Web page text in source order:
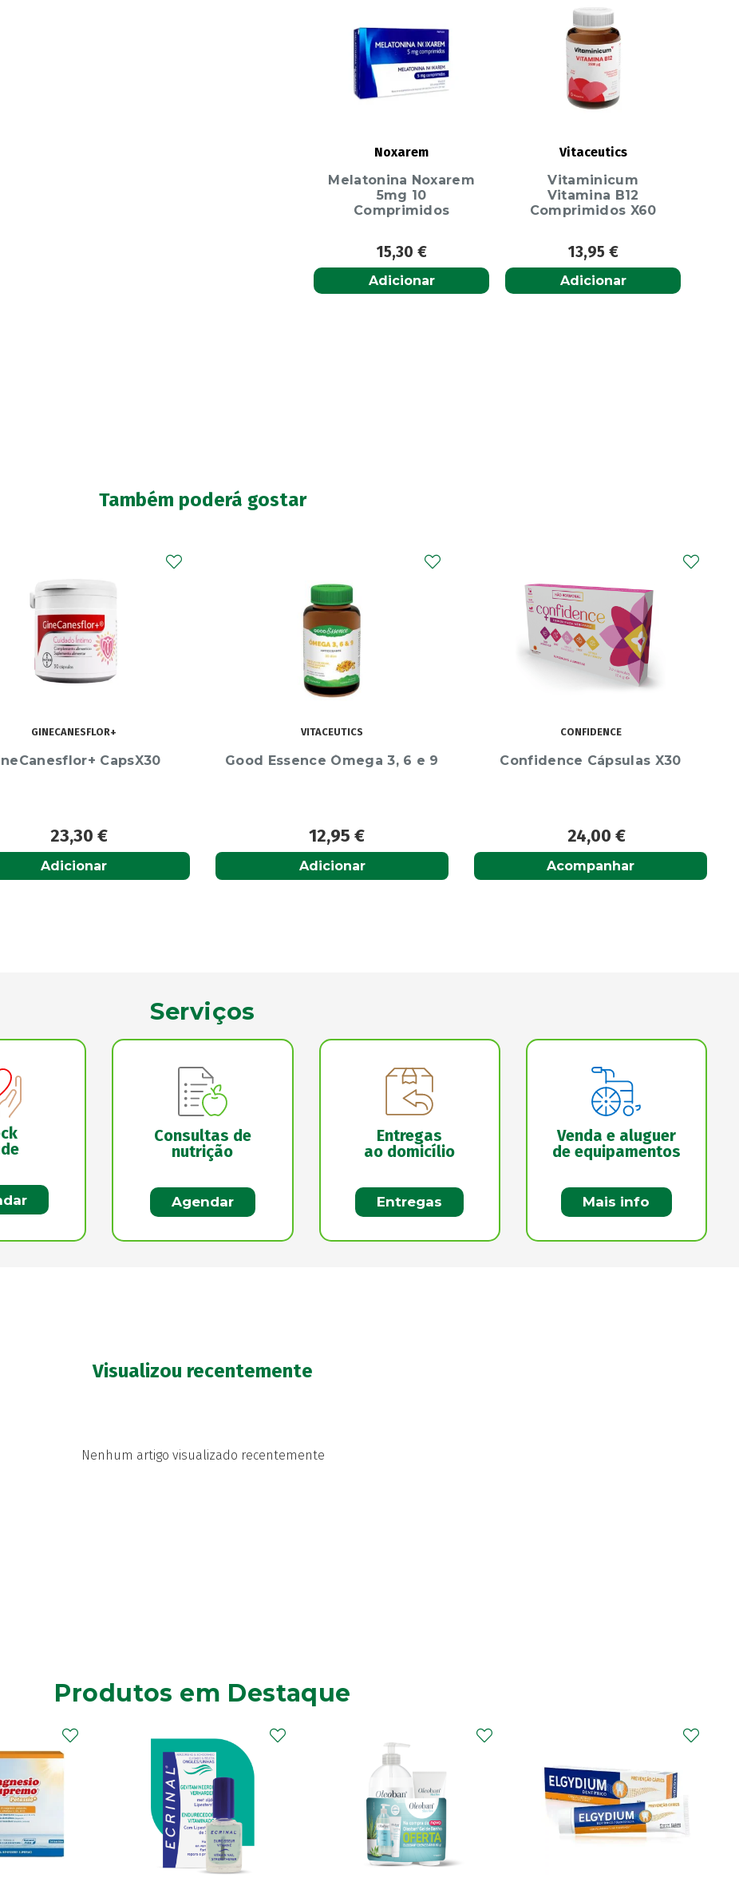
Noxarem
Melatonina Noxarem
5mg 10
Comprimidos
15,30 €
Adicionar
Vitaceutics
Vitaminicum
Vitamina B12
Comprimidos X60
13,95 €
Adicionar
Também poderá gostar
VITACEUTICS
Essence Ómega 3, 6 e 9
12,95 €
Adicionar
CONFIDENCE
Confidence Cápsulas X30
24,00€
Acompanhar
NOTON
Noton Aqua Kids Tampao
7,20€
Adicionar
Serviços
Consultas de
nutrição
Agendar
Entregas
ao domicílio
Entregas
Venda e aluguer
de equipamentos
Mais info
Visualizou recentemente
Nenhum artigo visualizado recentemente
Produtos em Destaque
Curaprox Surgical
Escova Dentes Mega
Soft